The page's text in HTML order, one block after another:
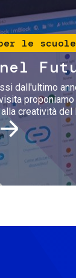
le scuole
dall'ultimo
creatività del